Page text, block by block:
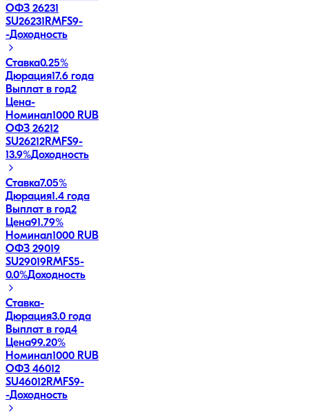
ОФЗ 26231
SU26231RMFS9-
-Доходность
Ставка0.25%
Дюрация17.6 года
Выплат в год2
Цена-
Номинал1000 RUB
ОФЗ 26212
SU26212RMFS9-
13.9%Доходность
Ставка7.05%
Дюрация1.4 года
Выплат в год2
Цена91.79%
Номинал1000 RUB
ОФЗ 29019
SU29019RMFS5-
0.0%Доходность
Ставка-
Дюрация3.0 года
Выплат в год4
Цена99.20%
Номинал1000 RUB
ОФЗ 46012
SU46012RMFS9-
-Доходность